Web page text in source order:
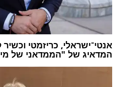
אנטי־ישראלי, כריזמטי וכשיר
המדאיג של "הממדאני של